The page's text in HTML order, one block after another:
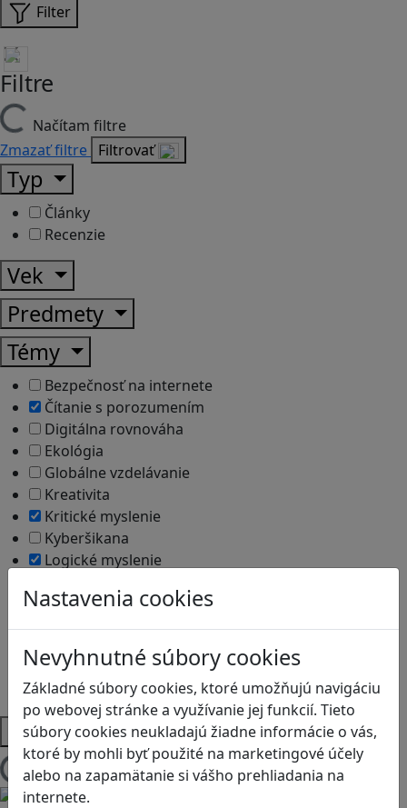
Nastavenia cookies
Nevyhnutné súbory cookies
Základné súbory cookies, ktoré umožňujú navigáciu
po webovej stránke a využívanie jej funkcií. Tieto
súbory cookies neukladajú žiadne informácie o vás,
ktoré by mohli byť použité na marketingové účely
alebo na zapamätanie si vášho prehliadania na
internete.
Filter
Filtre
Načítam filtre
Zmazať filtre Filtrovať
Typ
Články
Recenzie
Vek
Predmety
Témy
Bezpečnosť na internete
Čítanie s porozumením
Digitálna rovnováha
Ekológia
Globálne vzdelávanie
Kreativita
Kritické myslenie
Kyberšikana
Logické myslenie
Motorika a koncentrácia
Programovanie/Technika
Sociálne zručnosti a kooperácia
Strategické myslenie
Zdravie a pohyb
Platformy
Načítam blogy